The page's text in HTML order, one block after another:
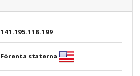
141.195.118.199
Förenta staterna